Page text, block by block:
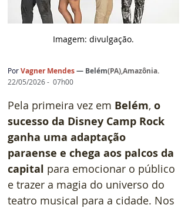
Imagem: divulgação.
PorVagner Mendes— Belém(PA),Amazônia.
22/05/2026 -  07h00
Pela primeira vez em Belém, o
sucesso da Disney Camp Rock
ganha uma adaptação
paraense e chega aos palcos da
capital para emocionar o público
e trazer a magia do universo do
teatro musical para a cidade. Nos